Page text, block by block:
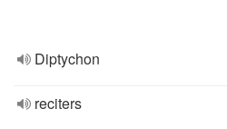
Diptychon
reciters